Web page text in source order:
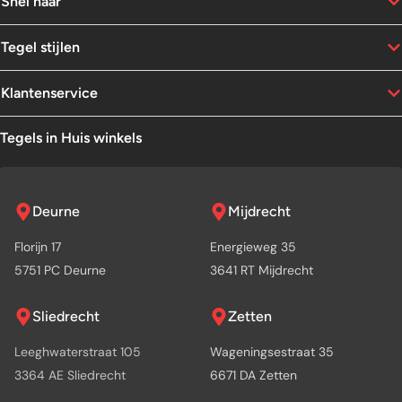
Tegel stijlen
Klantenservice
Tegels in Huis winkels
Deurne
Florijn 17
5751 PC Deurne
Mijdrecht
Energieweg 35
3641 RT Mijdrecht
Sliedrecht
Leeghwaterstraat 105
3364 AE Sliedrecht
Zetten
Wageningsestraat 35
6671 DA Zetten